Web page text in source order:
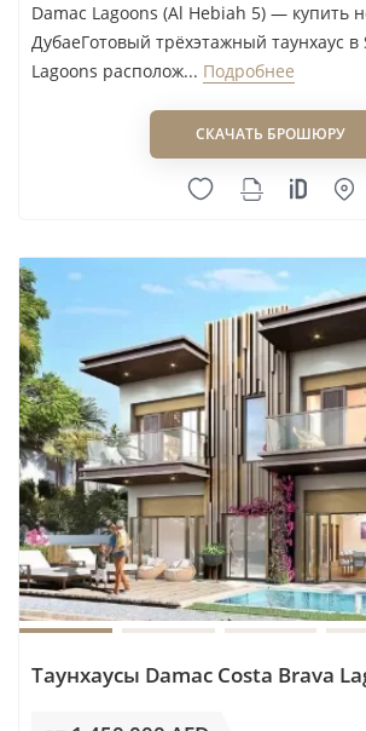
Damac Lagoons (Al Hebiah 5) — купить
ДубаеГотовый трёхэтажный таунхаус
Lagoons располож... Подробнее
СКАЧАТЬ БРОШЮРУ
Таунхаусы Damac Costa Brava